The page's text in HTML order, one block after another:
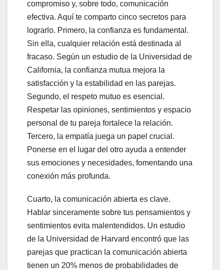
compromiso y, sobre todo, comunicación
efectiva. Aquí te comparto cinco secretos para
lograrlo. Primero, la confianza es fundamental.
Sin ella, cualquier relación está destinada al
fracaso. Según un estudio de la Universidad de
California, la confianza mutua mejora la
satisfacción y la estabilidad en las parejas.
Segundo, el respeto mutuo es esencial.
Respetar las opiniones, sentimientos y espacio
personal de tu pareja fortalece la relación.
Tercero, la empatía juega un papel crucial.
Ponerse en el lugar del otro ayuda a entender
sus emociones y necesidades, fomentando una
conexión más profunda.
Cuarto, la comunicación abierta es clave.
Hablar sinceramente sobre tus pensamientos y
sentimientos evita malentendidos. Un estudio
de la Universidad de Harvard encontró que las
parejas que practican la comunicación abierta
tienen un 20% menos de probabilidades de